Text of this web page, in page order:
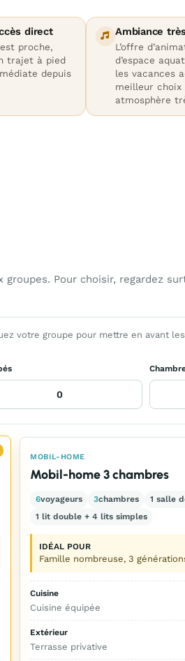
direct
proche,
trajet à pied
depuis
Ambiance
L’offre
d’espace
les vacances
meilleur choix
atmosphère
Pour choisir, regardez
votre groupe pour mettre en avant
MOBIL-HOME
Mobil-home 3 chambres
6voyageurs 3chambres
1 salle
1 lit double + 4 lits simples
IDÉAL POUR
Famille nombreuse, 3
Cuisine
Cuisine équipée
Extérieur
Terrasse privative